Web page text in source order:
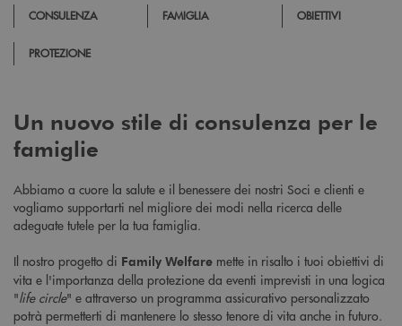
CONSULENZA FAMIGLIA OBIETTIVI
PROTEZIONE
Un nuovo stile di consulenza per le
famiglie
Abbiamo a cuore la salute e il benessere dei nostri Soci e clienti e
vogliamo supportarti nel migliore dei modi nella ricerca delle
adeguate tutele per la tua famiglia.
Il nostro progetto di Family Welfare mette in risalto i tuoi obiettivi di
vita e l'importanza della protezione da eventi imprevisti in una logica
"life circle" e attraverso un programma assicurativo personalizzato
potrà permetterti di mantenere lo stesso tenore di vita anche in futuro.